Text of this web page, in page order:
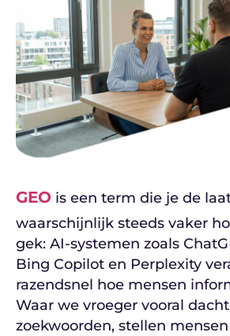
GEO is een term die je de
waarschijnlijk steeds vaker
gek: AI-systemen zoals
Bing Copilot en Perplexity
razendsnel hoe mensen
Waar we vroeger vooral
zoekwoorden, stellen